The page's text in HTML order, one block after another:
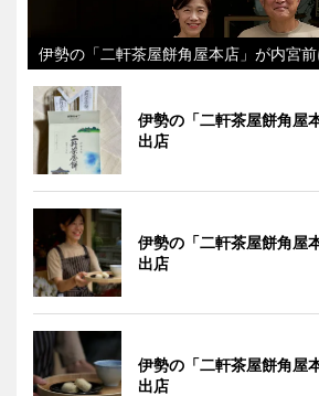
伊勢の「二軒茶屋餅角屋本店」が内宮
伊勢の「二軒茶屋餅角屋
出店
伊勢の「二軒茶屋餅角屋
出店
伊勢の「二軒茶屋餅角屋
出店